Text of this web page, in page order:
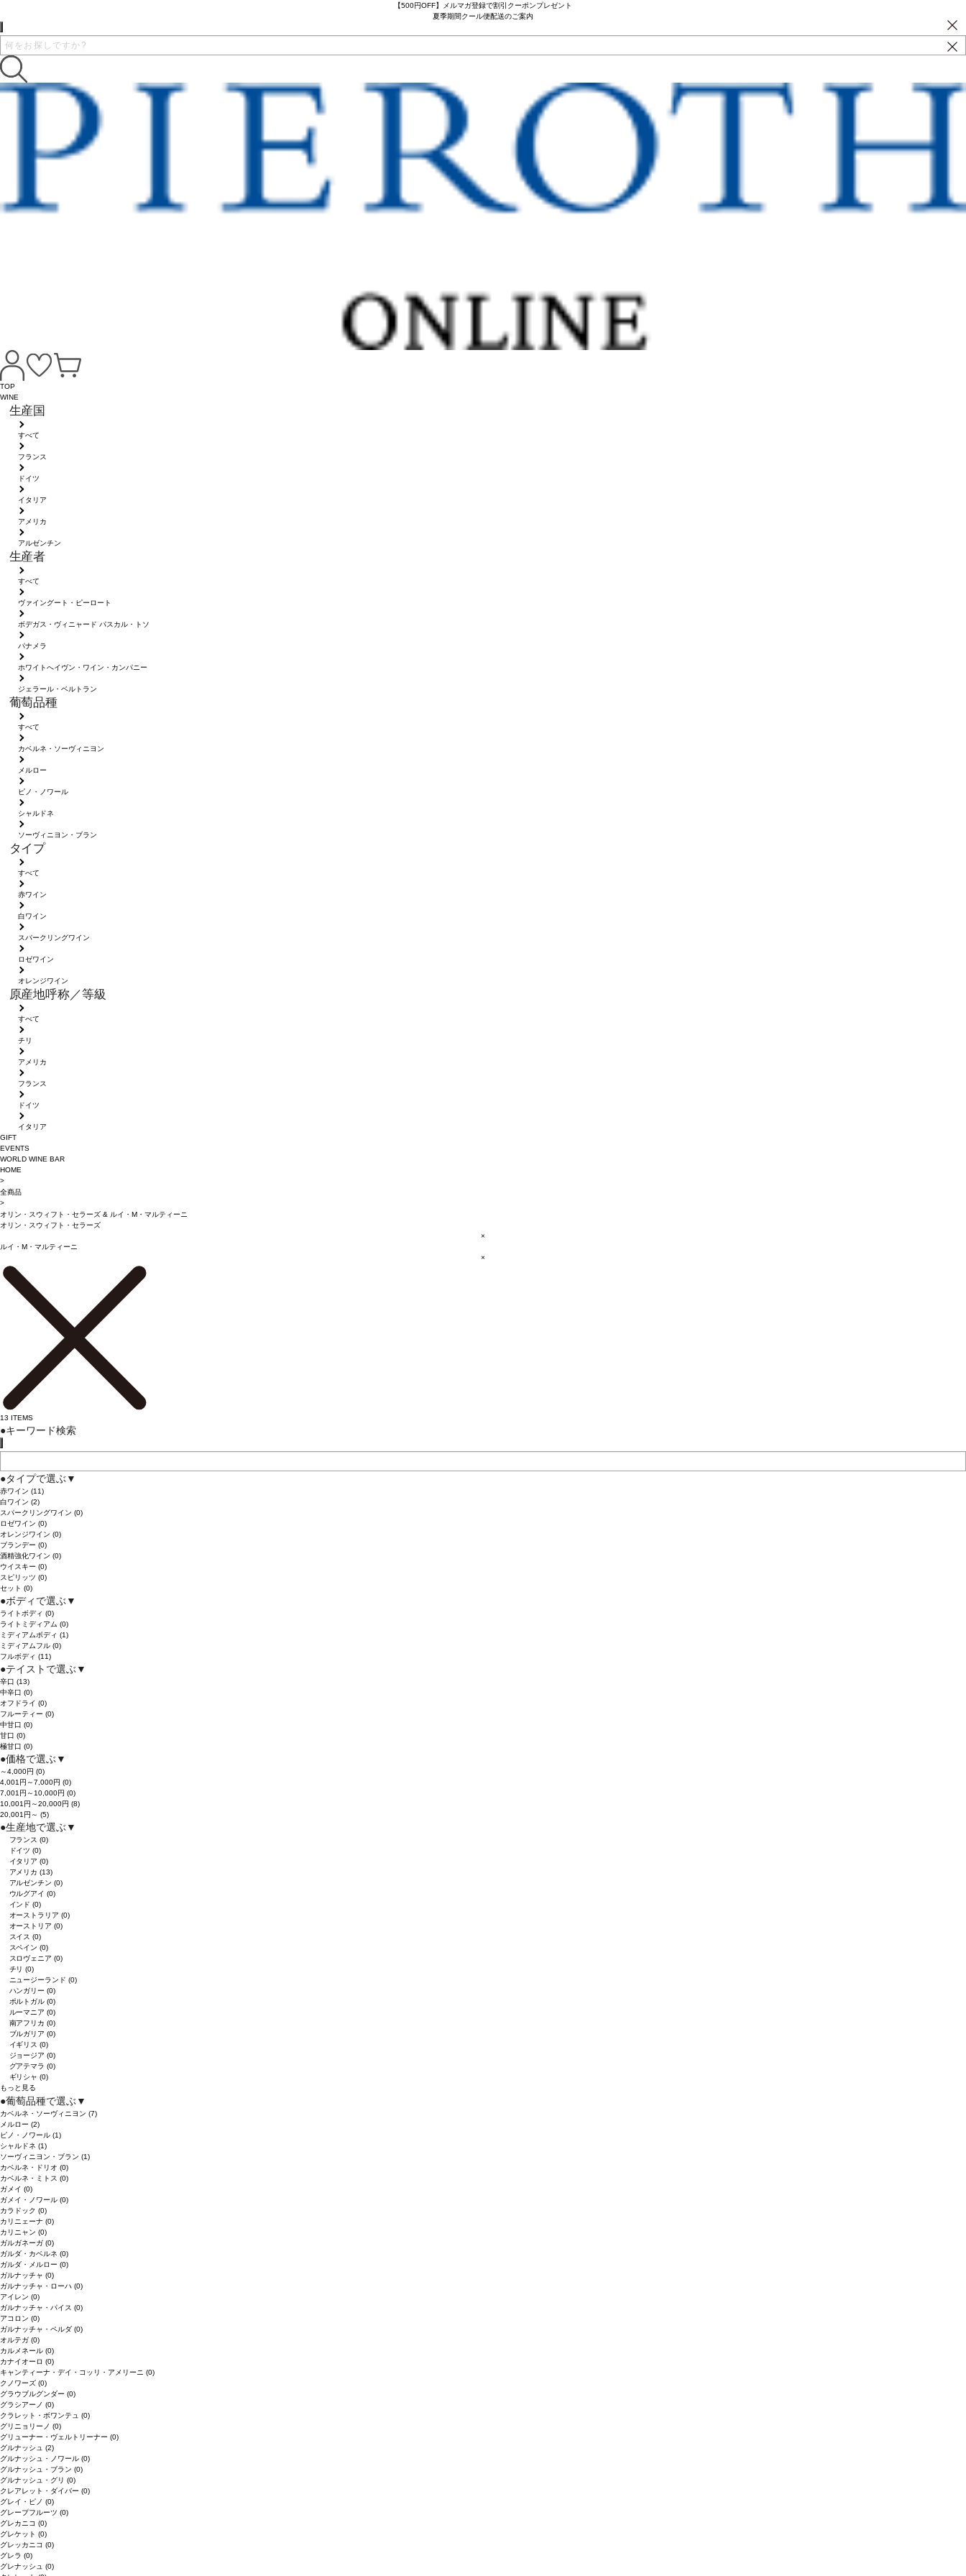
【500円OFF】メルマガ登録で割引クーポンプレゼント
夏季期間クール便配送のご案内
TOP
WINE
生産国
すべて
フランス
ドイツ
イタリア
アメリカ
アルゼンチン
生産者
すべて
ヴァイングート・ピーロート
ボデガス・ヴィニャード パスカル・トソ
パナメラ
ホワイトへイヴン・ワイン・カンパニー
ジェラール・ベルトラン
葡萄品種
すべて
カベルネ・ソーヴィニヨン
メルロー
ピノ・ノワール
シャルドネ
ソーヴィニヨン・ブラン
タイプ
すべて
赤ワイン
白ワイン
スパークリングワイン
ロゼワイン
オレンジワイン
原産地呼称／等級
すべて
チリ
アメリカ
フランス
ドイツ
イタリア
GIFT
EVENTS
WORLD WINE BAR
HOME
>
全商品
>
オリン・スウィフト・セラーズ& ルイ・M・マルティーニ
オリン・スウィフト・セラーズ
×
ルイ・M・マルティーニ
×
13 ITEMS
●キーワード検索
●タイプで選ぶ ▼
赤ワイン (11)
白ワイン (2)
スパークリングワイン (0)
ロゼワイン (0)
オレンジワイン (0)
ブランデー (0)
酒精強化ワイン (0)
ウイスキー (0)
スピリッツ (0)
セット (0)
●ボディで選ぶ ▼
ライトボディ (0)
ライトミディアム (0)
ミディアムボディ (1)
ミディアムフル (0)
フルボディ (11)
●テイストで選ぶ ▼
辛口 (13)
中辛口 (0)
オフドライ (0)
フルーティー (0)
中甘口 (0)
甘口 (0)
極甘口 (0)
●価格で選ぶ ▼
～4,000円 (0)
4,001円～7,000円 (0)
7,001円～10,000円 (0)
10,001円～20,000円 (8)
20,001円～ (5)
●生産地で選ぶ ▼
フランス(0)
ドイツ(0)
イタリア(0)
アメリカ(13)
アルゼンチン(0)
ウルグアイ(0)
インド(0)
オーストラリア(0)
オーストリア(0)
スイス(0)
スペイン(0)
スロヴェニア(0)
チリ(0)
ニュージーランド(0)
ハンガリー(0)
ポルトガル(0)
ルーマニア(0)
南アフリカ(0)
ブルガリア(0)
イギリス(0)
ジョージア(0)
グアテマラ(0)
ギリシャ(0)
もっと見る
●葡萄品種で選ぶ ▼
カベルネ・ソーヴィニヨン (7)
メルロー (2)
ピノ・ノワール (1)
シャルドネ (1)
ソーヴィニヨン・ブラン (1)
カベルネ・ドリオ (0)
カベルネ・ミトス (0)
ガメイ (0)
ガメイ・ノワール (0)
カラドック (0)
カリニェーナ (0)
カリニャン (0)
ガルガネーガ (0)
ガルダ・カベルネ (0)
ガルダ・メルロー (0)
ガルナッチャ (0)
ガルナッチャ・ローハ (0)
アイレン (0)
ガルナッチャ・パイス (0)
アコロン (0)
ガルナッチャ・ペルダ (0)
オルテガ (0)
カルメネール (0)
カナイオーロ (0)
キャンティーナ・デイ・コッリ・アメリーニ (0)
クノワーズ (0)
グラウブルグンダー (0)
グラシアーノ (0)
クラレット・ボワンテュ (0)
グリニョリーノ (0)
グリューナー・ヴェルトリーナー (0)
グルナッシュ (2)
グルナッシュ・ノワール (0)
グルナッシュ・ブラン (0)
グルナッシュ・グリ (0)
クレアレット・ダイバー (0)
グレイ・ピノ (0)
グレープフルーツ (0)
グレカニコ (0)
グレケット (0)
グレッカニコ (0)
グレラ (0)
グレナッシュ (0)